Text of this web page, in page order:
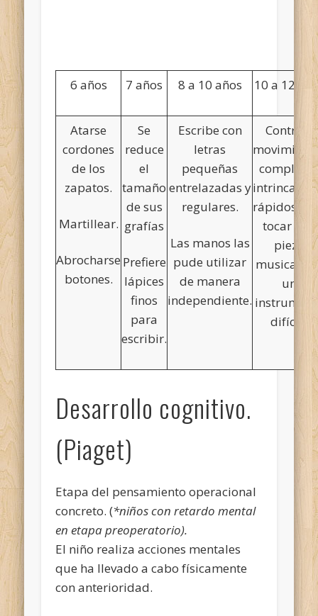
6 años 7 años 8 a 10 años 10 a 12
Atarse
cordones
de los
zapatos.
Martillear.
Abrocharse
botones.
Se
reduce
el
tamaño
de sus
grafías
Prefiere
lápices
finos
para
escribir.
Escribe con
letras
pequeñas
entrelazadas y
regulares.
Las manos las
pude utilizar
de manera
independiente.
Controla
rápidos.
tocar una
pieza
musical
un
difícil).
Desarrollo cognitivo.
(Piaget)
Etapa del pensamiento operacional
concreto. (*niños con retardo mental
en etapa preoperatorio).
El niño realiza acciones mentales
que ha llevado a cabo físicamente
con anterioridad.